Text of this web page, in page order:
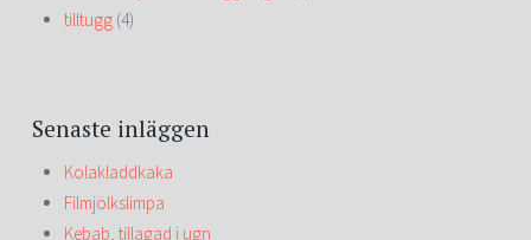
tilltugg (4)
Senaste inläggen
Kolakladdkaka
Filmjölkslimpa
Kebab, tillagad i ugn